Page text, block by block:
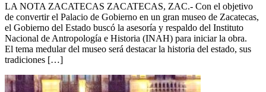
LA NOTA ZACATECAS ZACATECAS, ZAC.- Con el objetivo
de convertir el Palacio de Gobierno en un gran museo de Zacatecas,
el Gobierno del Estado buscó la asesoría y respaldo del Instituto
Nacional de Antropología e Historia (INAH) para iniciar la obra.
El tema medular del museo será destacar la historia del estado, sus
tradiciones […]